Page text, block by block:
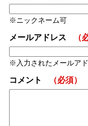
ニックネーム可
メールアドレス （
入力されたメールア
コメント （必須）